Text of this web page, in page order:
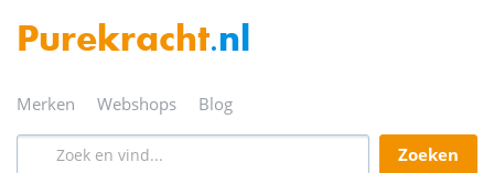
Purekracht.nl
merken webshops blog
zoeken